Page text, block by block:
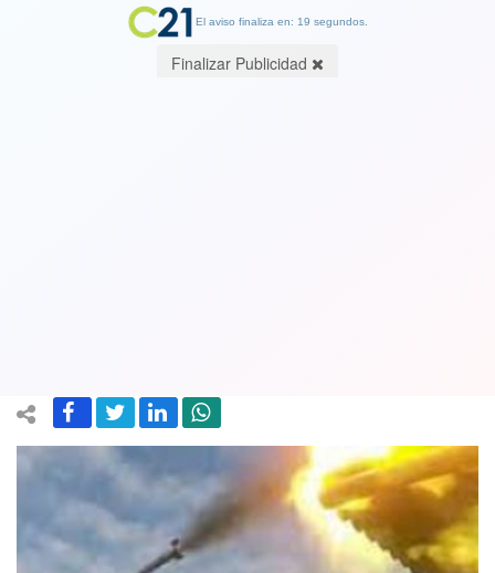
El aviso finaliza en: 19 segundos.
Finalizar Publicidad